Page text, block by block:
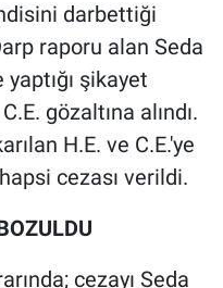
darbettiği
raporu alan Seda
şikayet
gözaltına alındı.
H.E. ve C.E.'ye
cezası verildi.
cezayı Seda